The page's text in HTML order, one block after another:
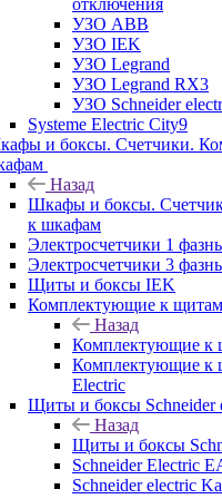
УЗО ABB
УЗО IEK
УЗО Legrand
УЗО Legrand RX3
УЗО Schneider
Systeme Electric City9
и боксы. Счетчики.
Назад
Шкафы и боксы.
к шкафам
Электросчетчики 1
Электросчетчики 3
Щиты и боксы IEK
Комплектующие к
Назад
Комплектующие к
Комплектующие к
Electric
Щиты и боксы Schneider
Назад
Щиты и боксы
Schneider Electric
Schneider electric